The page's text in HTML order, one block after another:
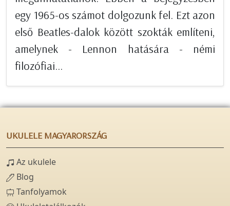
egy 1965-os számot dolgozunk fel. Ezt azon
első Beatles-dalok között szokták említeni,
amelynek - Lennon hatására - némi
filozófiai...
UKULELE MAGYARORSZÁG
Az ukulele
Blog
Tanfolyamok